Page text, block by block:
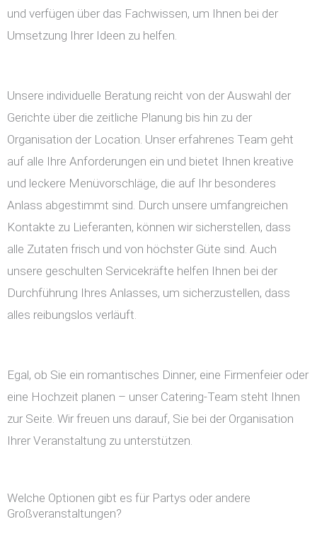
und verfügen über das Fachwissen, um Ihnen bei der
Umsetzung Ihrer Ideen zu helfen.
Unsere individuelle Beratung reicht von der Auswahl der
Gerichte über die zeitliche Planung bis hin zu der
Organisation der Location. Unser erfahrenes Team geht
auf alle Ihre Anforderungen ein und bietet Ihnen kreative
und leckere Menüvorschläge, die auf Ihr besonderes
Anlass abgestimmt sind. Durch unsere umfangreichen
Kontakte zu Lieferanten, können wir sicherstellen, dass
alle Zutaten frisch und von höchster Güte sind. Auch
unsere geschulten Servicekräfte helfen Ihnen bei der
Durchführung Ihres Anlasses, um sicherzustellen, dass
alles reibungslos verläuft.
Egal, ob Sie ein romantisches Dinner, eine Firmenfeier oder
eine Hochzeit planen – unser Catering-Team steht Ihnen
zur Seite. Wir freuen uns darauf, Sie bei der Organisation
Ihrer Veranstaltung zu unterstützen.
Welche Optionen gibt es für Partys oder andere
Großveranstaltungen?